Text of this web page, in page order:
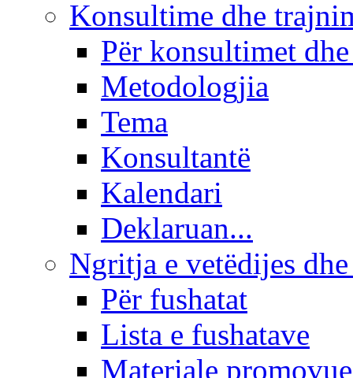
Konsultime dhe
Për konsultimet
Metodologjia
Tema
Konsultantë
Kalendari
Deklaruan...
Ngritja e vetëdijes
Për fushatat
Lista e fushatave
Materiale